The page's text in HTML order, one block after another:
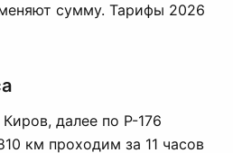
сумму. Тарифы 2026
далее по Р-176
км проходим за 11 часов